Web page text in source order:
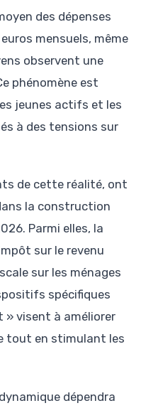
des dépenses
mensuels, même
observent une
phénomène est
jeunes actifs et les
à des tensions sur
de cette réalité, ont
la construction
Parmi elles, la
sur le revenu
sur les ménages
spécifiques
» visent à améliorer
tout en stimulant les
dépendra